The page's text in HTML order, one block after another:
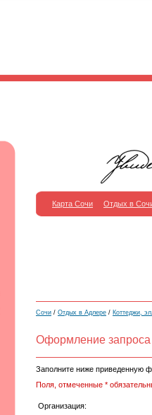
Карта Сочи Отдых в
Сочи / Отдых в Адлере / Коттеджи,
Оформление запроса
Заполните ниже приведенную
Поля, отмеченные *
Организация: